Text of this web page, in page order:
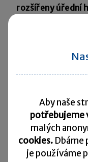
rozšířeny úřední
do čtvrtka 29. 3.
do 17:00 hodin a
Sdílet:
Aby naše
potřebujeme
malých
cookies. Dbáme
je používáme